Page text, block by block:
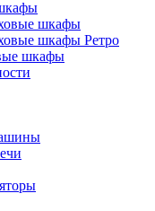
шкафы
шкафы Ретро
шкафы